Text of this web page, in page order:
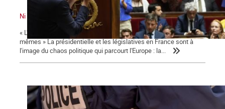
Ni le gouvernement ni l'Assemblée ne nous représente !
« L'émancipation des travailleurs sera l'œuvre des travailleurs eux-
mêmes » La présidentielle et les législatives en France sont à
l'image du chaos politique qui parcourt l'Europe : la...